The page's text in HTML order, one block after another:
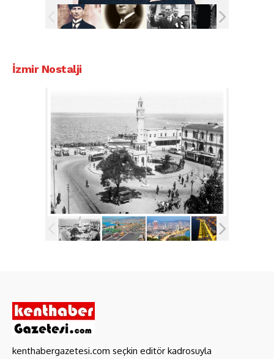
İzmir Nostalji
kenthabergazetesi.com seçkin editör kadrosuyla